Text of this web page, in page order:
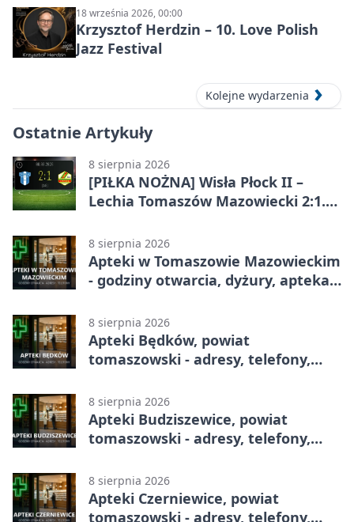
Społecznej
18 września 2026, 00:00
Krzysztof Herdzin – 10. Love Polish
Jazz Festival
Kolejne wydarzenia
Ostatnie Artykuły
8 sierpnia 2026
[PIŁKA NOŻNA] Wisła Płock II –
Lechia Tomaszów Mazowiecki 2:1.
w Betclic 3. Lidze Grupa 1 (Grupa I)
8 sierpnia 2026
Apteki w Tomaszowie Mazowieckim
- godziny otwarcia, dyżury, apteka
8 sierpnia 2026
Apteki Będków, powiat
tomaszowski - adresy, telefony,
8 sierpnia 2026
Apteki Budziszewice, powiat
tomaszowski - adresy, telefony,
8 sierpnia 2026
Apteki Czerniewice, powiat
tomaszowski - adresy, telefony,